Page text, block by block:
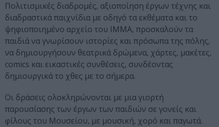
Πολιτισμικές διαδρομές, αξιοποίηση έργων τέχνης και
διαδραστικά παιχνίδια με οδηγό τα εκθέματα και το
ψηφιοποιημένο αρχείο του ΙΜΜΑ, προσκαλούν τα
παιδιά να γνωρίσουν ιστορίες και πρόσωπα της πόλης,
να δημιουργήσουν θεατρικά δρώμενα, χάρτες, μακέτες,
comics και εικαστικές συνθέσεις, συνδέοντας
δημιουργικά το χθες με το σήμερα.
Οι δράσεις ολοκληρώνονται με μια γιορτή
παρουσίασης των έργων των παιδιών σε γονείς και
φίλους του Μουσείου, με μουσική, χορό και παγωτά.